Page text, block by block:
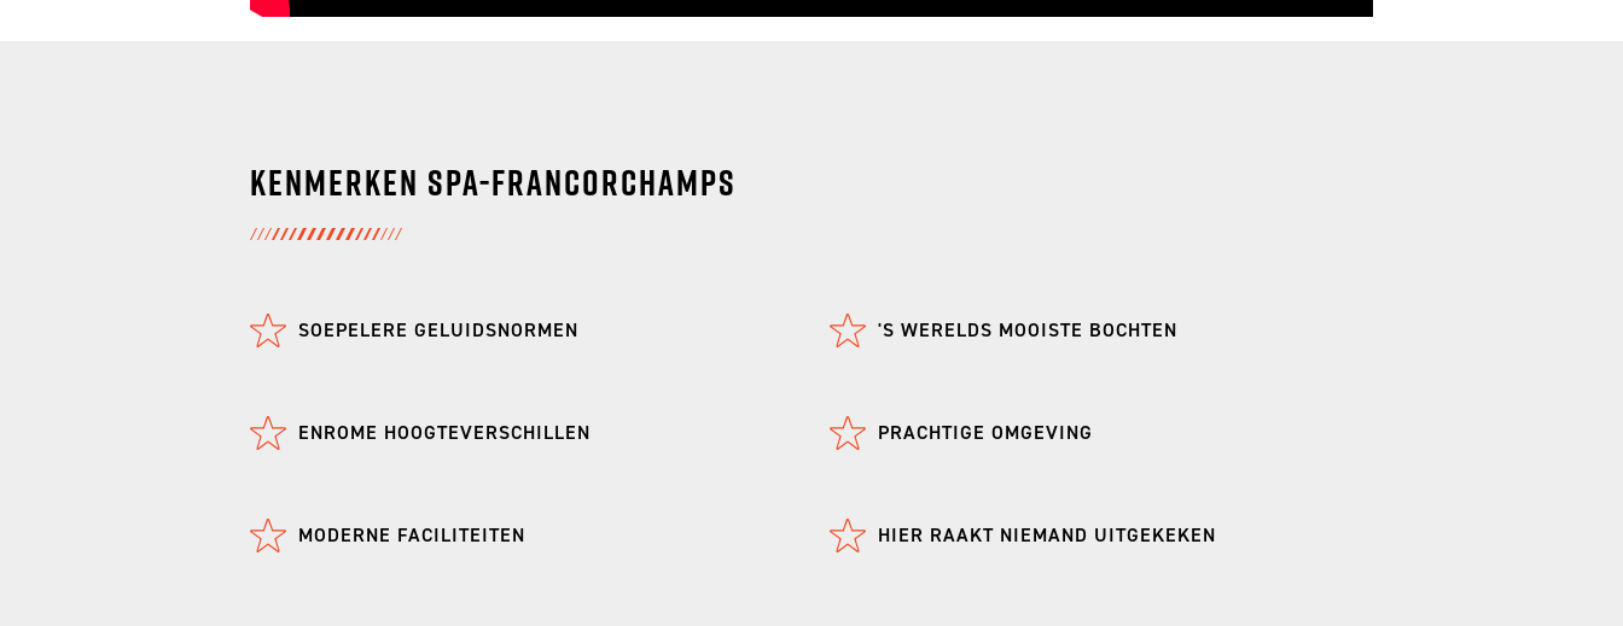
Kenmerken Spa-Francorchamps
SOEPELERE GELUIDSNORMEN 'S WERELDS MOOISTE BOCHTEN
ENROME HOOGTEVERSCHILLEN PRACHTIGE OMGEVING
MODERNE FACILITEITEN HIER RAAKT NIEMAND UITGEKEKEN